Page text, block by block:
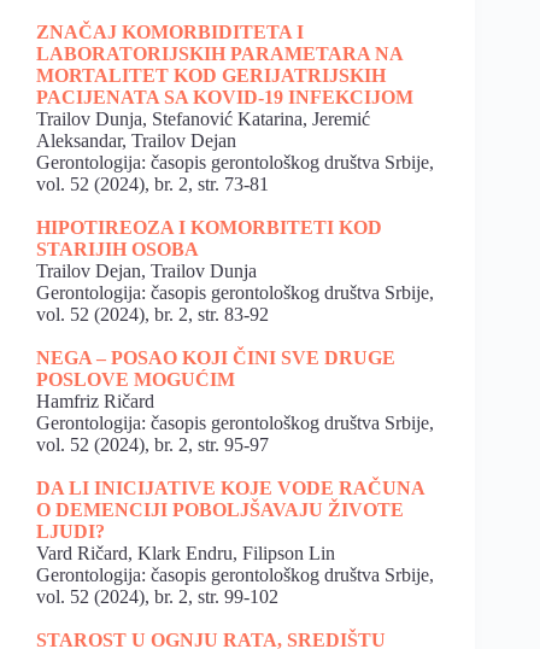
ZNAČAJ KOMORBIDITETA I
LABORATORIJSKIH PARAMETARA NA
MORTALITET KOD GERIJATRIJSKIH
PACIJENATA SA KOVID-19 INFEKCIJOM
Trailov Dunja, Stefanović Katarina, Jeremić
Aleksandar, Trailov Dejan
Gerontologija: časopis gerontološkog društva Srbije,
vol. 52 (2024), br. 2, str. 73-81
HIPOTIREOZA I KOMORBITETI KOD
STARIJIH OSOBA
Trailov Dejan, Trailov Dunja
Gerontologija: časopis gerontološkog društva Srbije,
vol. 52 (2024), br. 2, str. 83-92
NEGA – POSAO KOJI ČINI SVE DRUGE
POSLOVE MOGUĆIM
Hamfriz Ričard
Gerontologija: časopis gerontološkog društva Srbije,
vol. 52 (2024), br. 2, str. 95-97
DA LI INICIJATIVE KOJE VODE RAČUNA
O DEMENCIJI POBOLJŠAVAJU ŽIVOTE
LJUDI?
Vard Ričard, Klark Endru, Filipson Lin
Gerontologija: časopis gerontološkog društva Srbije,
vol. 52 (2024), br. 2, str. 99-102
STAROST U OGNJU RATA, SREDIŠTU